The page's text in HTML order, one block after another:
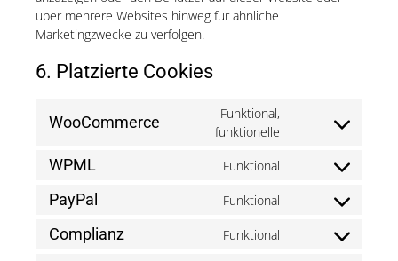
über mehrere Websites hinweg für ähnliche
Marketingzwecke zu verfolgen.
6. Platzierte Cookies
WooCommerce
Funktional,
funktionelle
Consent
WPML Funktional
Consent
PayPal Funktional
Consent
Complianz Funktional
Consent